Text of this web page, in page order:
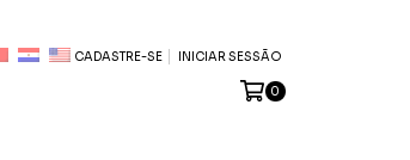
CADASTRE-SE INICIAR SESSÃO
0